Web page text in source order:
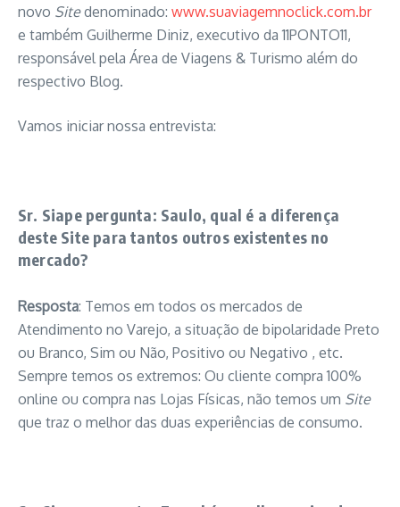
novo Sitedenominado: www.suaviagemnoclick.com.br
e também Guilherme Diniz, executivo da 11PONTO11,
responsável pela Área de Viagens & Turismo além do
respectivo Blog.
Vamos iniciar nossa entrevista:
Sr. Siape pergunta: Saulo, qual é a diferença
deste Site para tantos outros existentes no
mercado?
Resposta: Temos em todos os mercados de
Atendimento no Varejo, a situação de bipolaridade Preto
ou Branco, Sim ou Não, Positivo ou Negativo , etc.
Sempre temos os extremos: Ou cliente compra 100%
online ou compra nas Lojas Físicas, não temos um Site
que traz o melhor das duas experiências de consumo.